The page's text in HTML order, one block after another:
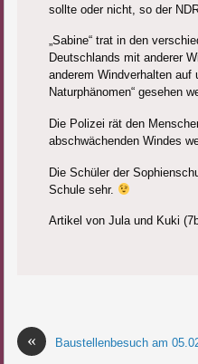
sollte oder nicht, so der
„Sabine“ trat in den
Deutschlands mit anderer
anderem Windverhalten auf
Naturphänomen“ gesehen
Die Polizei rät den
abschwächenden Windes
Die Schüler der
Schule sehr.
Artikel von Jula und Kuki
« Baustellenbesuch am